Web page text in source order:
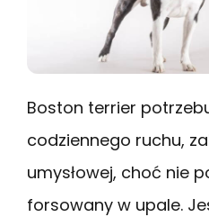
Boston terrier
codziennego ruchu,
umysłowej, choć nie
forsowany w upale.